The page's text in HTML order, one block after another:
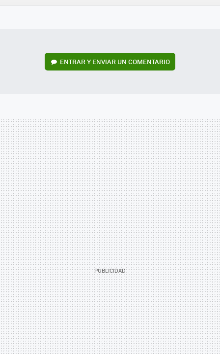
FACEBOOK
TWITTERFLIPBOARD
E-
WHATSAPP
ENTRAR Y ENVIAR UN COMENTARIO